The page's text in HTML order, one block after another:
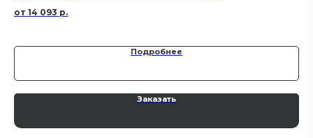
14 093 р.
Подробнее
Заказать